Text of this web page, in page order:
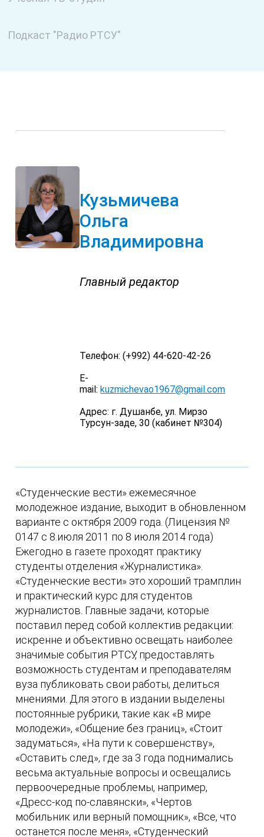
Подкаст "Радио РТСУ"
Кузьмичева
Ольга
Владимировна
Главный редактор
Телефон: (+992) 44-620-42-26
Е-
mail:kuzmichevao1967@gmail.com
Адрес: г. Душанбе, ул. Мирзо
Турсун-заде, 30 (кабинет №304)
«Студенческие вести» ежемесячное
молодежное издание, выходит в обновленном
варианте с октября 2009 года. (Лицензия №
0147 с 8.июля 2011 по 8 июля 2014 года)
Ежегодно в газете проходят практику
студенты отделения «Журналистика».
«Студенческие вести» это хороший трамплин
и практический курс для студентов
журналистов. Главные задачи, которые
поставил перед собой коллектив редакции:
искренне и объективно освещать наиболее
значимые события РТСУ, предоставлять
возможность студентам и преподавателям
вуза публиковать свои работы, делиться
мнениями. Для этого в издании выделены
постоянные рубрики, такие как «В мире
молодежи», «Общение без границ», «Стоит
задуматься», «На пути к совершенству»,
«Оставить след», где за 3 года поднимались
весьма актуальные вопросы и освещались
первоочередные проблемы, например,
«Дресс-код по-славянски», «Чертов
мобильник или верный помощник», «Все, что
останется после меня», «Студенческий